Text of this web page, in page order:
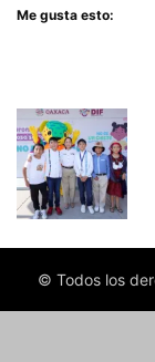
Me gusta esto:
© Todos los